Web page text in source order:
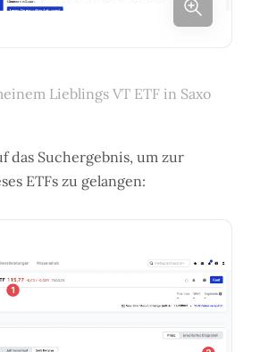
Lieblings VT ETF in Saxo
das Suchergebnis, um zur
ETFs zu gelangen: